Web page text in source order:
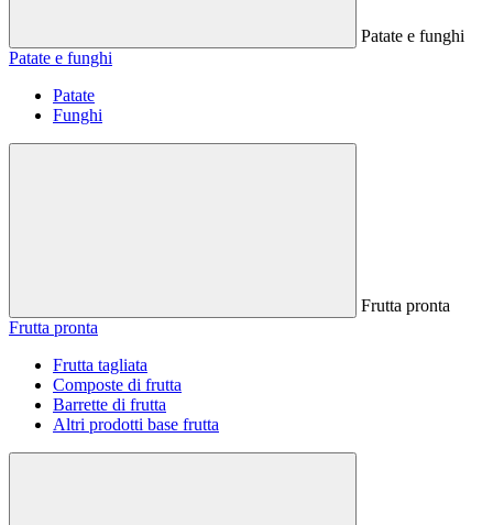
Patate e funghi
Patate e funghi
Patate
Funghi
Frutta pronta
Frutta pronta
Frutta tagliata
Composte di frutta
Barrette di frutta
Altri prodotti base frutta